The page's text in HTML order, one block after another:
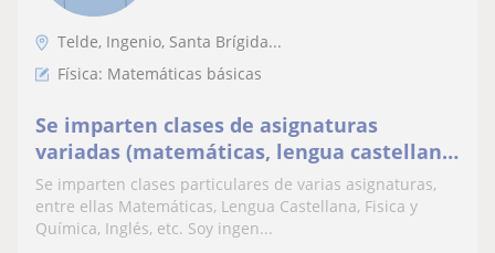
Telde, Ingenio, Santa Brígida...
Física: Matemáticas básicas
Se imparten clases de asignaturas
variadas (matemáticas, lengua castellana,
física y química, inglés, etc)
Se imparten clases particulares de varias asignaturas,
entre ellas Matemáticas, Lengua Castellana, Fisica y
Química, Inglés, etc. Soy ingen...